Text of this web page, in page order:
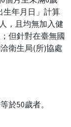
生年月日」計算
，且均無加入健
但針對在臺無國
衛生局(所)協處
於50歲者。